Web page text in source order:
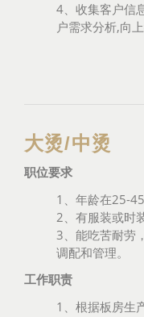
4、收集客户信
户需求分析,向
大烫/中烫
职位要求
1、年龄在25-
2、有服装或时
3、能吃苦耐劳
调配和管理。
工作职责
1、根据板房生